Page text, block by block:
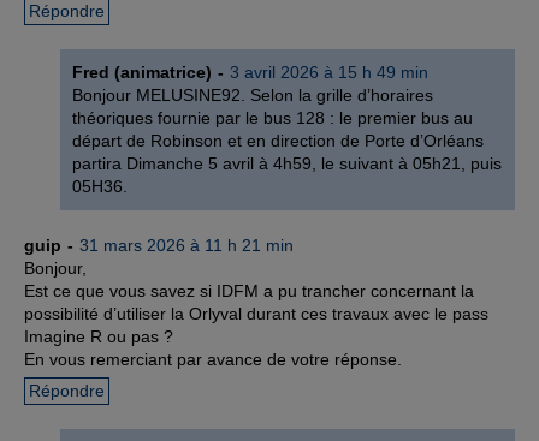
Répondre
Fred (animatrice)
3 avril 2026 à 15 h 49 min
Bonjour MELUSINE92. Selon la grille d’horaires
théoriques fournie par le bus 128 : le premier bus au
départ de Robinson et en direction de Porte d’Orléans
partira Dimanche 5 avril à 4h59, le suivant à 05h21, puis
05H36.
guip
31 mars 2026 à 11 h 21 min
Bonjour,
Est ce que vous savez si IDFM a pu trancher concernant la
possibilité d’utiliser la Orlyval durant ces travaux avec le pass
Imagine R ou pas ?
En vous remerciant par avance de votre réponse.
Répondre